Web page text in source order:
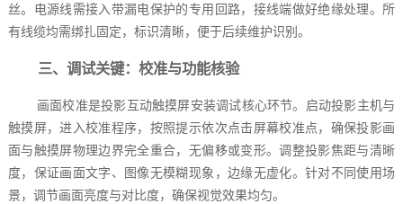
丝。电源线需接入带漏电保护的专用回路，接线端做好绝缘处理。所
有线缆均需绑扎固定，标识清晰，便于后续维护识别。
三、调试关键：校准与功能核验
画面校准是投影互动触摸屏安装调试核心环节。启动投影主机与
触摸屏，进入校准程序，按照提示依次点击屏幕校准点，确保投影画
面与触摸屏物理边界完全重合，无偏移或变形。调整投影焦距与清晰
度，保证画面文字、图像无模糊现象，边缘无虚化。针对不同使用场
景，调节画面亮度与对比度，确保视觉效果均匀。